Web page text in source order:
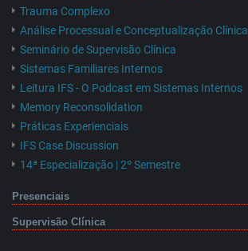
Trauma Complexo
Análise Processual e Conceptualização Clínica
Seminário de Supervisão Clínica
Sistemas Familiares Internos
Leitura IFS - O Podcast em Sistemas Internos
Memory Reconsolidation
Práticas Experienciais
IFS Case Discussion
14ª Especialização | 2º Semestre
Presenciais
Supervisão Clínica